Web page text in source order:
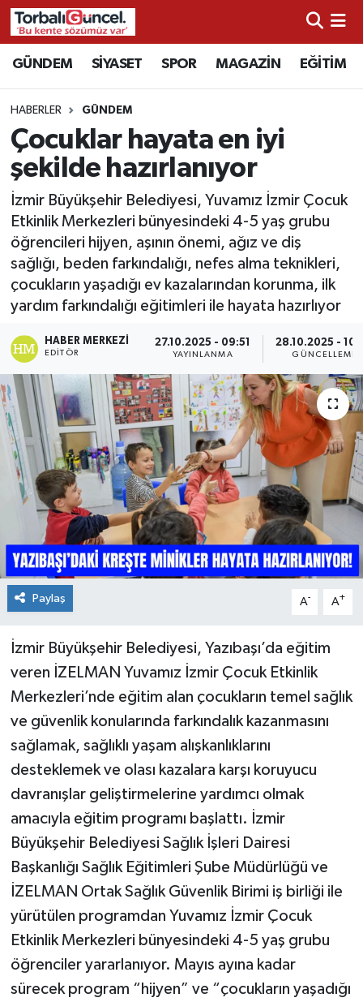
GÜNDEM SİYASET SPOR MAGAZİN EĞİTİM
HABERLER GÜNDEM
Çocuklar hayata en iyi
şekilde hazırlanıyor
İzmir Büyükşehir Belediyesi, Yuvamız İzmir Çocuk
Etkinlik Merkezleri bünyesindeki 4-5 yaş grubu
öğrencileri hijyen, aşının önemi, ağız ve diş
sağlığı, beden farkındalığı, nefes alma teknikleri,
çocukların yaşadığı ev kazalarından korunma, ilk
yardım farkındalığı eğitimleri ile hayata hazırlıyor
HABER MERKEZI
EDITÖR
27.10.2025 - 09:51
YAYINLANMA
28.10.2025 -
GÜNCELLEME
Paylaş A- A+
İzmir Büyükşehir Belediyesi, Yazıbaşı’da eğitim
veren İZELMAN Yuvamız İzmir Çocuk Etkinlik
Merkezleri’nde eğitim alan çocukların temel sağlık
ve güvenlik konularında farkındalık kazanmasını
sağlamak, sağlıklı yaşam alışkanlıklarını
desteklemek ve olası kazalara karşı koruyucu
davranışlar geliştirmelerine yardımcı olmak
amacıyla eğitim programı başlattı. İzmir
Büyükşehir Belediyesi Sağlık İşleri Dairesi
Başkanlığı Sağlık Eğitimleri Şube Müdürlüğü ve
İZELMAN Ortak Sağlık Güvenlik Birimi iş birliği ile
yürütülen programdan Yuvamız İzmir Çocuk
Etkinlik Merkezleri bünyesindeki 4-5 yaş grubu
öğrenciler yararlanıyor. Mayıs ayına kadar
sürecek program “hijyen” ve “çocukların yaşadığı
İzmir Nöbetçi Eczaneler
İzmir Hava Durumu
İzmir Namaz Vakitleri
İzmir Trafik Yoğunluk Haritası
Süper Lig Puan Durumu ve Fikstür
Tüm Manşetler
Son Dakika Haberleri
Haber Arşivi